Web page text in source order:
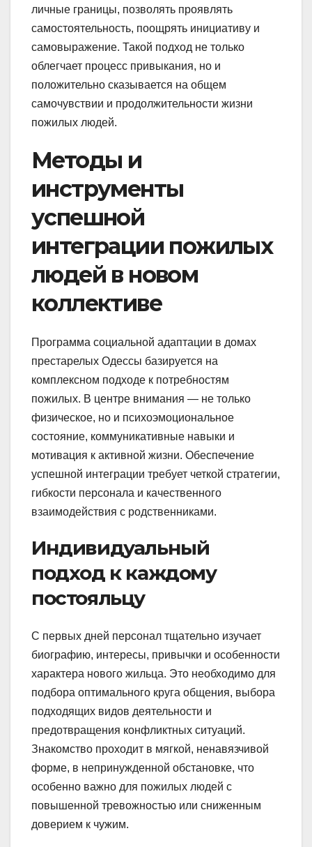
личные границы, позволять проявлять
самостоятельность, поощрять инициативу и
самовыражение. Такой подход не только
облегчает процесс привыкания, но и
положительно сказывается на общем
самочувствии и продолжительности жизни
пожилых людей.
Методы и
инструменты
успешной
интеграции пожилых
людей в новом
коллективе
Программа социальной адаптации в домах
престарелых Одессы базируется на
комплексном подходе к потребностям
пожилых. В центре внимания — не только
физическое, но и психоэмоциональное
состояние, коммуникативные навыки и
мотивация к активной жизни. Обеспечение
успешной интеграции требует четкой стратегии,
гибкости персонала и качественного
взаимодействия с родственниками.
Индивидуальный
подход к каждому
постояльцу
С первых дней персонал тщательно изучает
биографию, интересы, привычки и особенности
характера нового жильца. Это необходимо для
подбора оптимального круга общения, выбора
подходящих видов деятельности и
предотвращения конфликтных ситуаций.
Знакомство проходит в мягкой, ненавязчивой
форме, в непринужденной обстановке, что
особенно важно для пожилых людей с
повышенной тревожностью или сниженным
доверием к чужим.